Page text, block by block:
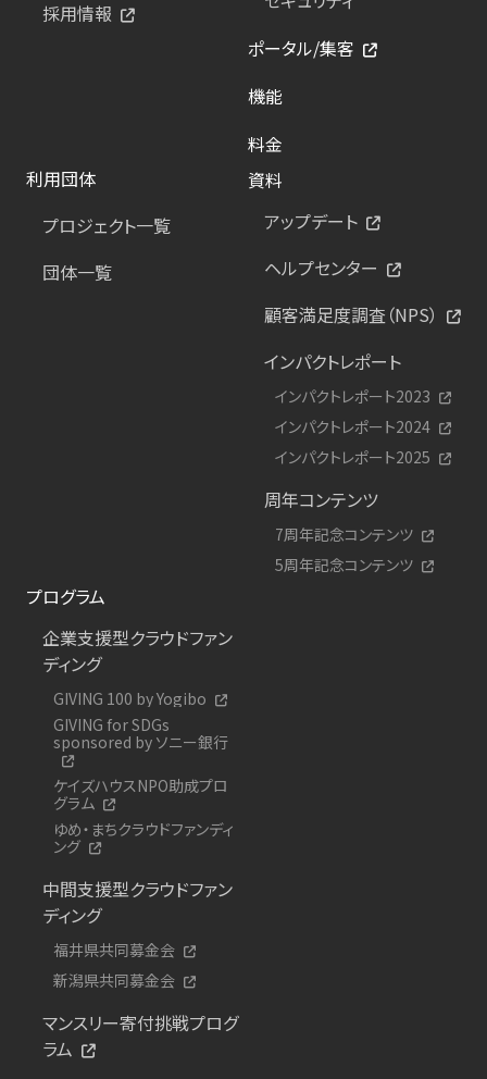
採用情報
ポータル/集客
機能
料金
利用団体
プロジェクト一覧
団体一覧
資料
アップデート
ヘルプセンター
顧客満足度調査（NPS）
インパクトレポート
インパクトレポート2023
インパクトレポート2024
インパクトレポート2025
周年コンテンツ
7周年記念コンテンツ
5周年記念コンテンツ
プログラム
企業支援型クラウドファン
ディング
GIVING 100 by Yogibo
GIVING for SDGs
sponsored by ソニー銀行
ケイズハウスNPO助成プロ
グラム
ゆめ・まちクラウドファンディ
ング
中間支援型クラウドファン
ディング
福井県共同募金会
新潟県共同募金会
マンスリー寄付挑戦プログ
ラム